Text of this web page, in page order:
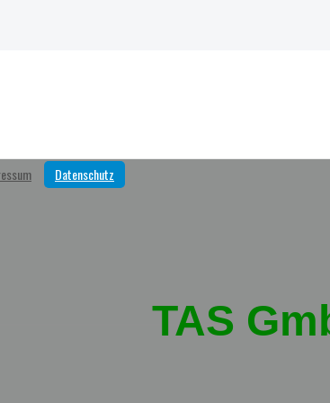
Datenschutz
TAS